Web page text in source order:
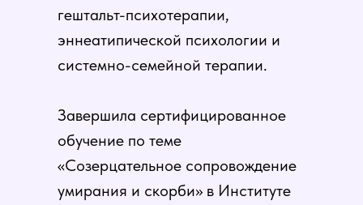
гештальт-психотерапии,
эннеатипической психологии и
системно-семейной терапии.
Завершила сертифицированное
обучение по теме
«Созерцательное сопровождение
умирания и скорби» в Институте